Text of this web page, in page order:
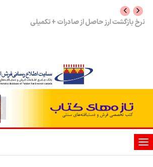
نرخ بازگشت ارز حاصل از صادرات + تکمیلی
تغییر
وضعیت